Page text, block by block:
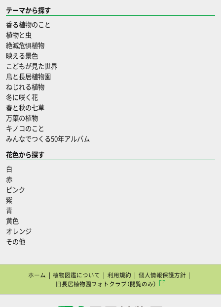
テーマから探す
香る植物のこと
植物と虫
絶滅危惧植物
映える景色
こどもが見た世界
鳥と長居植物園
ねじれる植物
冬に咲く花
春と秋の七草
万葉の植物
キノコのこと
みんなでつくる50年アルバム
花色から探す
白
赤
ピンク
紫
青
黄色
オレンジ
その他
ホーム 植物図鑑について 利用規約
個人情報保護方針
旧長居植物園フォトクラブ（閲覧のみ）